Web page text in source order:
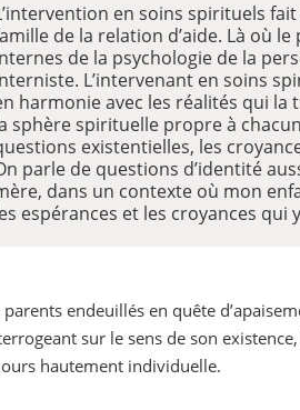
en soins spirituels
de la relation d’aide. Là où
de la psychologie de la
L’intervenant en soins
harmonie avec les réalités qui
sphère spirituelle propre à
existentielles, les
parle de questions d’identité
dans un contexte où mon
espérances et les croyances qui
parents endeuillés en quête
sur le sens de son
hautement individuelle.